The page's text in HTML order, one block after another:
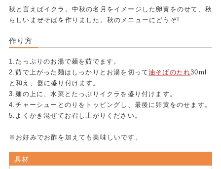
秋と言えばイクラ。中秋の名月をイメージした卵黄をのせて、秋
らしいまぜそばを作りました。秋のメニューにどうぞ!
作り方
1.たっぷりのお湯で麺を茹でます。
2.茹で上がった麺はしっかりとお湯を切って油そばのたれ30ml
と和え、器に盛り付けます。
3.麺の上に、水菜とたっぷりイクラを盛り付けます。
4.チャーシューとのりをトッピングし、最後に卵黄をのせます。
5.よくかき混ぜてお召し上がりください。
※お好みでお酢を加えても美味しいです。
具材